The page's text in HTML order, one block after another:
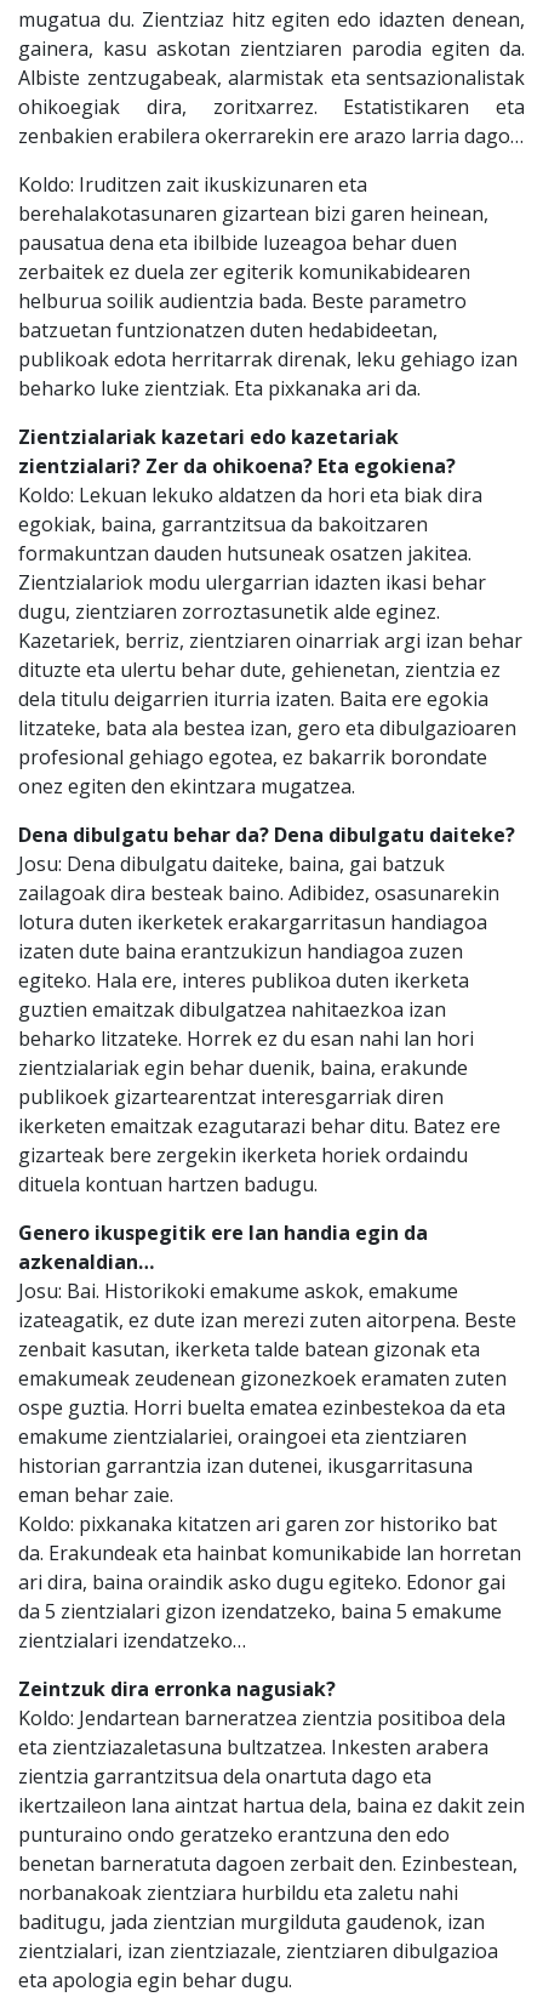
mugatua du. Zientziaz hitz egiten edo idazten denean,
gainera, kasu askotan zientziaren parodia egiten da.
Albiste zentzugabeak, alarmistak eta sentsazionalistak
ohikoegiak dira, zoritxarrez. Estatistikaren eta
zenbakien erabilera okerrarekin ere arazo larria dago…
Koldo: Iruditzen zait ikuskizunaren eta
berehalakotasunaren gizartean bizi garen heinean,
pausatua dena eta ibilbide luzeagoa behar duen
zerbaitek ez duela zer egiterik komunikabidearen
helburua soilik audientzia bada. Beste parametro
batzuetan funtzionatzen duten hedabideetan,
publikoak edota herritarrak direnak, leku gehiago izan
beharko luke zientziak. Eta pixkanaka ari da.
Zientzialariak kazetari edo kazetariak
zientzialari? Zer da ohikoena? Eta egokiena?
Koldo: Lekuan lekuko aldatzen da hori eta biak dira
egokiak, baina, garrantzitsua da bakoitzaren
formakuntzan dauden hutsuneak osatzen jakitea.
Zientzialariok modu ulergarrian idazten ikasi behar
dugu, zientziaren zorroztasunetik alde eginez.
Kazetariek, berriz, zientziaren oinarriak argi izan behar
dituzte eta ulertu behar dute, gehienetan, zientzia ez
dela titulu deigarrien iturria izaten. Baita ere egokia
litzateke, bata ala bestea izan, gero eta dibulgazioaren
profesional gehiago egotea, ez bakarrik borondate
onez egiten den ekintzara mugatzea.
Dena dibulgatu behar da? Dena dibulgatu daiteke?
Josu: Dena dibulgatu daiteke, baina, gai batzuk
zailagoak dira besteak baino. Adibidez, osasunarekin
lotura duten ikerketek erakargarritasun handiagoa
izaten dute baina erantzukizun handiagoa zuzen
egiteko. Hala ere, interes publikoa duten ikerketa
guztien emaitzak dibulgatzea nahitaezkoa izan
beharko litzateke. Horrek ez du esan nahi lan hori
zientzialariak egin behar duenik, baina, erakunde
publikoek gizartearentzat interesgarriak diren
ikerketen emaitzak ezagutarazi behar ditu. Batez ere
gizarteak bere zergekin ikerketa horiek ordaindu
dituela kontuan hartzen badugu.
Genero ikuspegitik ere lan handia egin da
azkenaldian…
Josu: Bai. Historikoki emakume askok, emakume
izateagatik, ez dute izan merezi zuten aitorpena. Beste
zenbait kasutan, ikerketa talde batean gizonak eta
emakumeak zeudenean gizonezkoek eramaten zuten
ospe guztia. Horri buelta ematea ezinbestekoa da eta
emakume zientzialariei, oraingoei eta zientziaren
historian garrantzia izan dutenei, ikusgarritasuna
eman behar zaie.
Koldo: pixkanaka kitatzen ari garen zor historiko bat
da. Erakundeak eta hainbat komunikabide lan horretan
ari dira, baina oraindik asko dugu egiteko. Edonor gai
da 5 zientzialari gizon izendatzeko, baina 5 emakume
zientzialari izendatzeko…
Zeintzuk dira erronka nagusiak?
Koldo: Jendartean barneratzea zientzia positiboa dela
eta zientziazaletasuna bultzatzea. Inkesten arabera
zientzia garrantzitsua dela onartuta dago eta
ikertzaileon lana aintzat hartua dela, baina ez dakit zein
punturaino ondo geratzeko erantzuna den edo
benetan barneratuta dagoen zerbait den. Ezinbestean,
norbanakoak zientziara hurbildu eta zaletu nahi
baditugu, jada zientzian murgilduta gaudenok, izan
zientzialari, izan zientziazale, zientziaren dibulgazioa
eta apologia egin behar dugu.